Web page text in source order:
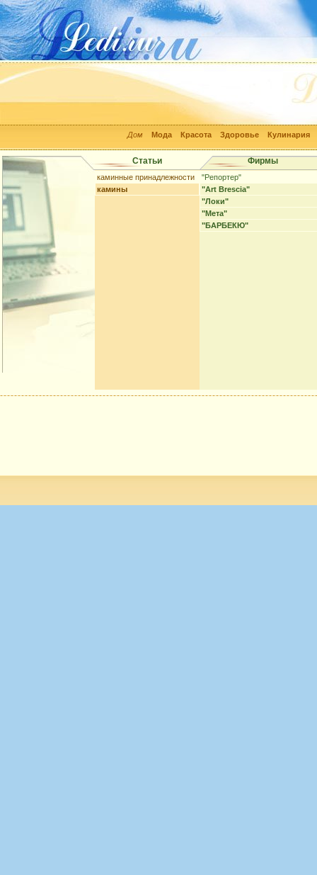
Дом Мода Красота Здоровье Кулинария
Статьи Фирмы
каминные принадлежности
камины
"Репортер"
"Art Brescia"
"Локи"
"Мета"
"БАРБЕКЮ"